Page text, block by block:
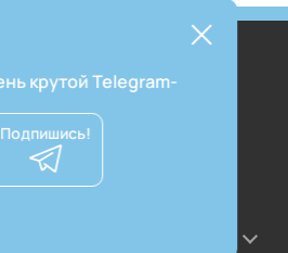
крутой Telegram-
Подпишись!